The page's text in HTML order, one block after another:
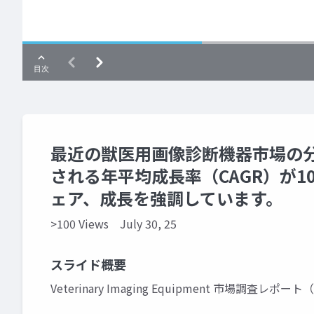
最近の獣医用画像診断機器市場
される年平均成長率（CAGR）が
ェア、成長を強調しています。
>100 Views July 30, 25
スライド概要
Veterinary Imaging Equipment 市場調査レポート